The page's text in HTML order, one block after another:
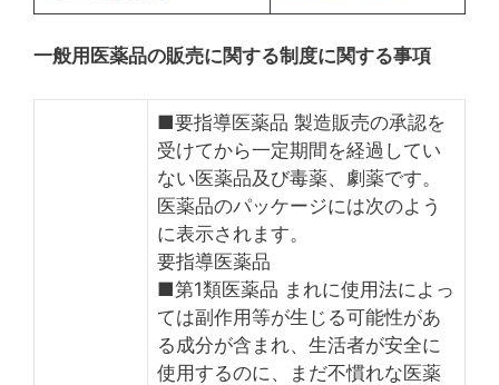
一般用医薬品の販売に関する制度に関する事項
■要指導医薬品 製造販売の承認を
受けてから一定期間を経過してい
ない医薬品及び毒薬、劇薬です。
医薬品のパッケージには次のよう
に表示されます。
要指導医薬品
■第1類医薬品 まれに使用法によっ
ては副作用等が生じる可能性があ
る成分が含まれ、生活者が安全に
使用するのに、まだ不慣れな医薬